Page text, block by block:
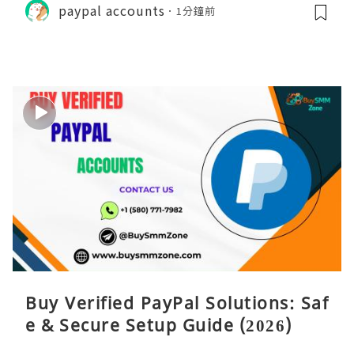
paypal accounts 1分鐘前
Buy Verified PayPal Solutions: Saf
e & Secure Setup Guide (2026)